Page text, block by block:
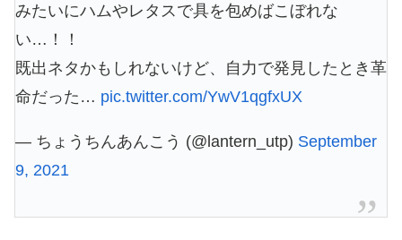
みたいにハムやレタスで具を包めばこぼれな
い…！！
既出ネタかもしれないけど、自力で発見したとき革
命だった… pic.twitter.com/YwV1qgfxUX
— ちょうちんあんこう (@lantern_utp) September
9, 2021